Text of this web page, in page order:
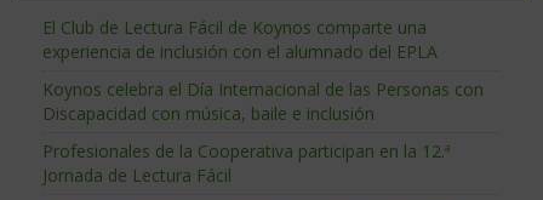
El Club de Lectura Fácil de Koynos comparte una
experiencia de inclusión con el alumnado del EPLA
Koynos celebra el Día Internacional de las Personas con
Discapacidad con música, baile e inclusión
Profesionales de la Cooperativa participan en la 12.ª
Jornada de Lectura Fácil